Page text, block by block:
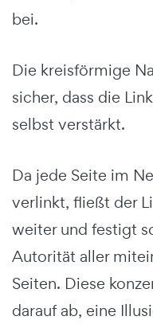
bei.
Die kreisförmige
sicher, dass die
selbst verstärkt.
Da jede Seite im
verlinkt, fließt der
weiter und festigt
Autorität aller
Seiten. Diese
darauf ab, eine